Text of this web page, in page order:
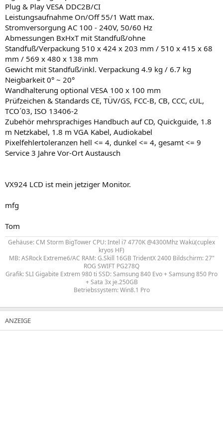
Plug & Play VESA DDC2B/CI
Leistungsaufnahme On/Off 55/1 Watt max.
Stromversorgung AC 100 - 240V, 50/60 Hz
Abmessungen BxHxT mit Standfuß/ohne
Standfuß/Verpackung 510 x 424 x 203 mm / 510 x 415 x 68
mm / 569 x 480 x 138 mm
Gewicht mit Standfuß/inkl. Verpackung 4.9 kg / 6.7 kg
Neigbarkeit 0° ~ 20°
Wandhalterung optional VESA 100 x 100 mm
Prüfzeichen & Standards CE, TÜV/GS, FCC-B, CB, CCC, cUL,
TCO´03, ISO 13406-2
Zubehör mehrsprachiges Handbuch auf CD, Quickguide, 1.8
m Netzkabel, 1.8 m VGA Kabel, Audiokabel
Pixelfehlertoleranzen hell <= 4, dunkel <= 4, gesamt <= 9
Service 3 Jahre Vor-Ort Austausch
VX924 LCD ist mein jetziger Monitor.
mfg
Tom
Gehäuse: CM Storm BigTower CPU: Intel i7 4770K @4300Mhz Wakü(cuplex
kryos HF)
MB: ASRock Extreme6/AC RAM: G.Skill 16GB TridentX 2400 Bildschirm: 27"
ROG SWIFT PG278Q
Grafik: SLI Gigabite Extrem 980 ti SSD: Samsung 840 Evo + Samsung 850 Pro
+ Sata 3x je.250GB
Betriebssystem: Win8.1 Pro